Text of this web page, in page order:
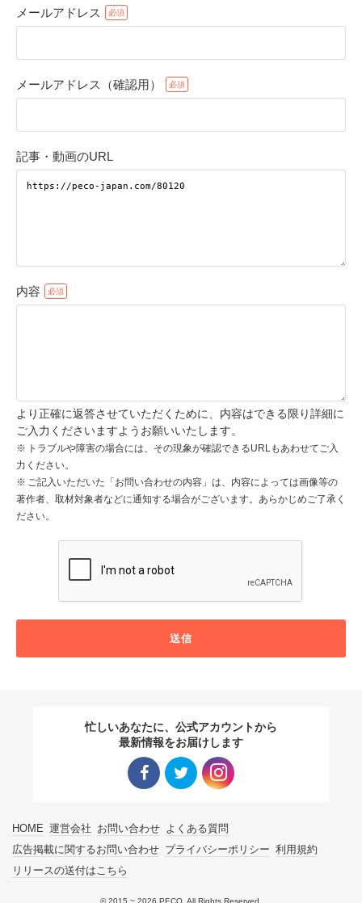
メールアドレス
メールアドレス（確認用）
記事・動画のURL
内容
より正確に返答させていただくために、内容はできる限り詳細に
ご入力くださいますようお願いいたします。
トラブルや障害の場合には、その現象が確認できるURLもあわせてご入
力ください。
ご記入いただいた「お問い合わせの内容」は、内容によっては画像等の
著作者、取材対象者などに通知する場合がございます。あらかじめご了承く
ださい。
送信
忙しいあなたに、公式アカウントから
最新情報をお届けします
HOME 運営会社 お問い合わせ よくある質問
広告掲載に関するお問い合わせ プライバシーポリシー 利用規約
リリースの送付はこちら
© 2015 ~ 2026 PECO. All Rights Reserved.
アプリで開く